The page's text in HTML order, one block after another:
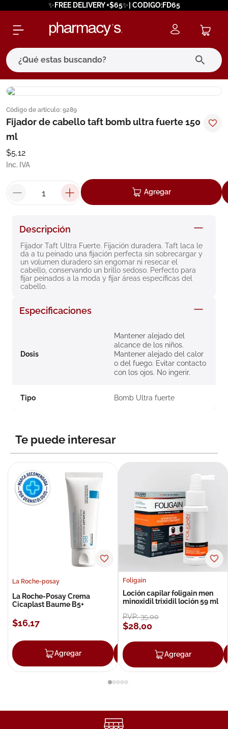
✨FREE DELIVERY +$65✨| CODIGO:FD65
¿Qué estas buscando?
Código de artículo: 9289
Fijador de cabello taft bomb ultra fuerte 150
ml
$5,12
Inc. IVA
Agregar
Descripción
Fijador Taft Ultra Fuerte. Fijación duradera. Taft laca le
da a tu peinado una fijación perfecta sin sobrecargar y
un volumen duradero sin engomar ni resecar el
cabello, conservando un brillo sedoso. Perfecto para
fijar peinados a la moda y fijar áreas específicas del
cabello.
Especificaciones
Dosis
Mantener alejado del
alcance de los niños.
Mantener alejado del calor
o del fuego. Evitar contacto
con los ojos. No ingerir.
Tipo Bomb Ultra fuerte
Te puede interesar
La Roche-posay
La Roche-Posay Crema
Cicaplast Baume B5+
$16,17
Agregar Agregar
Foligain
Loción capilar foligain men
minoxidil trixidil loción 59 ml
PVP:35,00
$28,00
Agregar
términos más buscados
1. eucerin
4.
5. cerave
roche posay
9. megacistin
10.pañales